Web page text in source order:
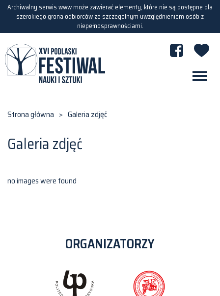
Archiwalny serwis www może zawierać elementy, które nie są dostępne dla
szerokiego grona odbiorców ze szczególnym uwzględnieniem osób z
niepełnosprawnościami.
Strona główna > Galeria zdjęć
Galeria zdjęć
no images were found
ORGANIZATORZY